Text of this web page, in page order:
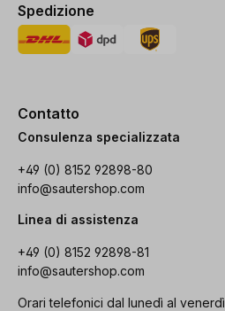
Spedizione
Contatto
Consulenza specializzata
+49 (0) 8152 92898-80
info@sautershop.com
Linea di assistenza
+49 (0) 8152 92898-81
info@sautershop.com
Orari telefonici dal lunedì al venerdì